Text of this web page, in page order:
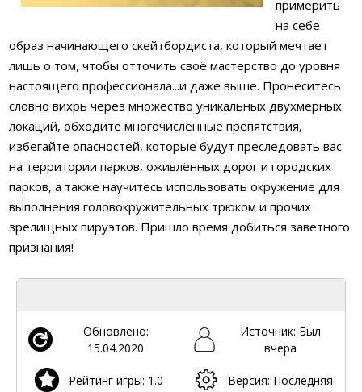
примерить
на себе
образ начинающего скейтбордиста, который мечтает
лишь о том, чтобы отточить своё мастерство до уровня
настоящего профессионала...и даже выше. Пронеситесь
словно вихрь через множество уникальных двухмерных
локаций, обходите многочисленные препятствия,
избегайте опасностей, которые будут преследовать вас
на территории парков, оживлённых дорог и городских
парков, а также научитесь использовать окружение для
выполнения головокружительных трюком и прочих
зрелищных пируэтов. Пришло время добиться заветного
признания!
Обновлено:
15.04.2020
Источник: Был
вчера
Рейтинг игры: 1.0 Версия: Последняя